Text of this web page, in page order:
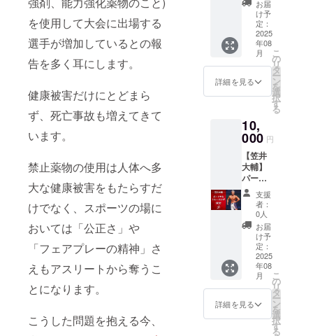
を使用して大会に出場する
選手が増加しているとの報
告を多く耳にします。
健康被害だけにとどまら
ず、死亡事故も増えてきて
います。
禁止薬物の使用は人体へ多
大な健康被害をもたらすだ
けでなく、スポーツの場に
おいては「公正さ」や
「フェアプレーの精神」さ
えもアスリートから奪うこ
とになります。
こうした問題を抱える今、
会場内
でのお
願い ・​​
ホール
内での
飲食は
禁止と
させて
いただ
す。ゴ
ミは必
ずお持
ち帰り
くださ
い。 ・
携帯電
話はマ
ナー
モード
に設定
の上、
通話は
ご遠慮
くださ
い。 ​ ​そ
の他 ・
能です
が、三
脚を使
用して
の撮影
はご遠
慮くだ
さい。
・一眼
の撮影
をされ
る場合
は必ず
撮影申
請をご
提出く
ださ
い。 ​ ​ ​ ​
会場内
でのお
願い ・​​
ホール
内での
飲食は
禁止と
させて
いただ
きま
ケット
が必要
となり
ます。
・3歳以
下の場
合は、
保護者
様と同
戦が可
能で
す。 ​ ​ ​ ​
撮影に
ついて
・スマ
ホ、デ
ジタル
カメラ
での撮
影は可
能です
が、三
脚を使
用して
の撮影
はご遠
慮くだ
さい。
責任を
負いま
せん。 ​
・指定
エリア
ごと
ストバ
ンドを
ますの
で、終
演まで
必ず身
につけ
てくだ
さい。
・4歳以
上はチ
ケット
が必要
となり
ます。
・3歳以
下の場
合は、
保護者
様と同
席で観
迷惑行
為を確
認した
場合
は、入
場をお
ること
があり
内で係
員の指
示や注
意事項
に従わ
ず生じ
た事故
などに
ついて
は一切
責任を
負いま
せん。 ​
・指定
エリア
に、リ
ストバ
くださ
い。購
入後の
変更・
払い戻
し等は
きませ
ん。 ・
の指示
及び注
意事項
に従わ
ない場
合や他
のお客
様への
迷惑行
為を確
認した
場合
は、入
場をお
断りす
があり
ます。
※このリ
ターン
は3000
円のリ
ターン
と同じ
内容に
Meet) ●
お礼の
メッ
セージ
●相樂翔
のオン
ライン
お悩み
相談60
(Google
Meet)
●Googl
e Meet
を使用
してト
レーニ
ングや
体づく
りに関
する相
談がで
きます
場所：
Google
Meet 期
限：発
ら6ヶ月
お届
け予
定：
2025
年08
月
詳細を見る
こ
の
リ
タ
ー
ン
を
選
択
す
る
10,
000 円
【笠井
大輔】
パーソ
ナルト
レーニ
ング60
分 ●お
礼の
メッ
セージ
●笠井大
輔の
パーソ
ナルト
レーニ
ング(60
支援
者：
0人
お届
け予
定：
2025
年08
月
詳細を見る
こ
の
リ
タ
ー
ン
を
選
択
す
る